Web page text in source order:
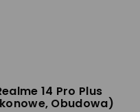
14 Pro Plus
Obudowa)